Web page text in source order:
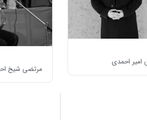
امیر احمدی
مرتضی شیخ